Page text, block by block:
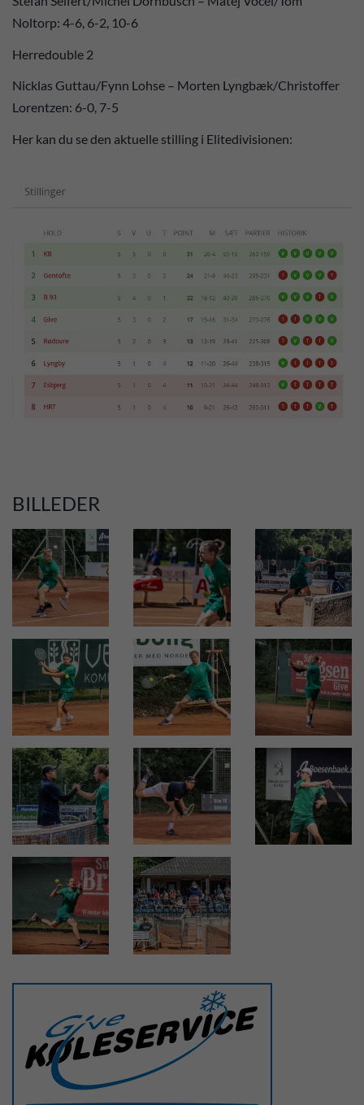
Noltorp: 4-6, 6-2, 10-6
Herredouble 2
Nicklas Guttau/Fynn Lohse – Morten Lyngbæk/Christoffer
Lorentzen: 6-0, 7-5
Her kan du se den aktuelle stilling i Elitedivisionen:
BILLEDER